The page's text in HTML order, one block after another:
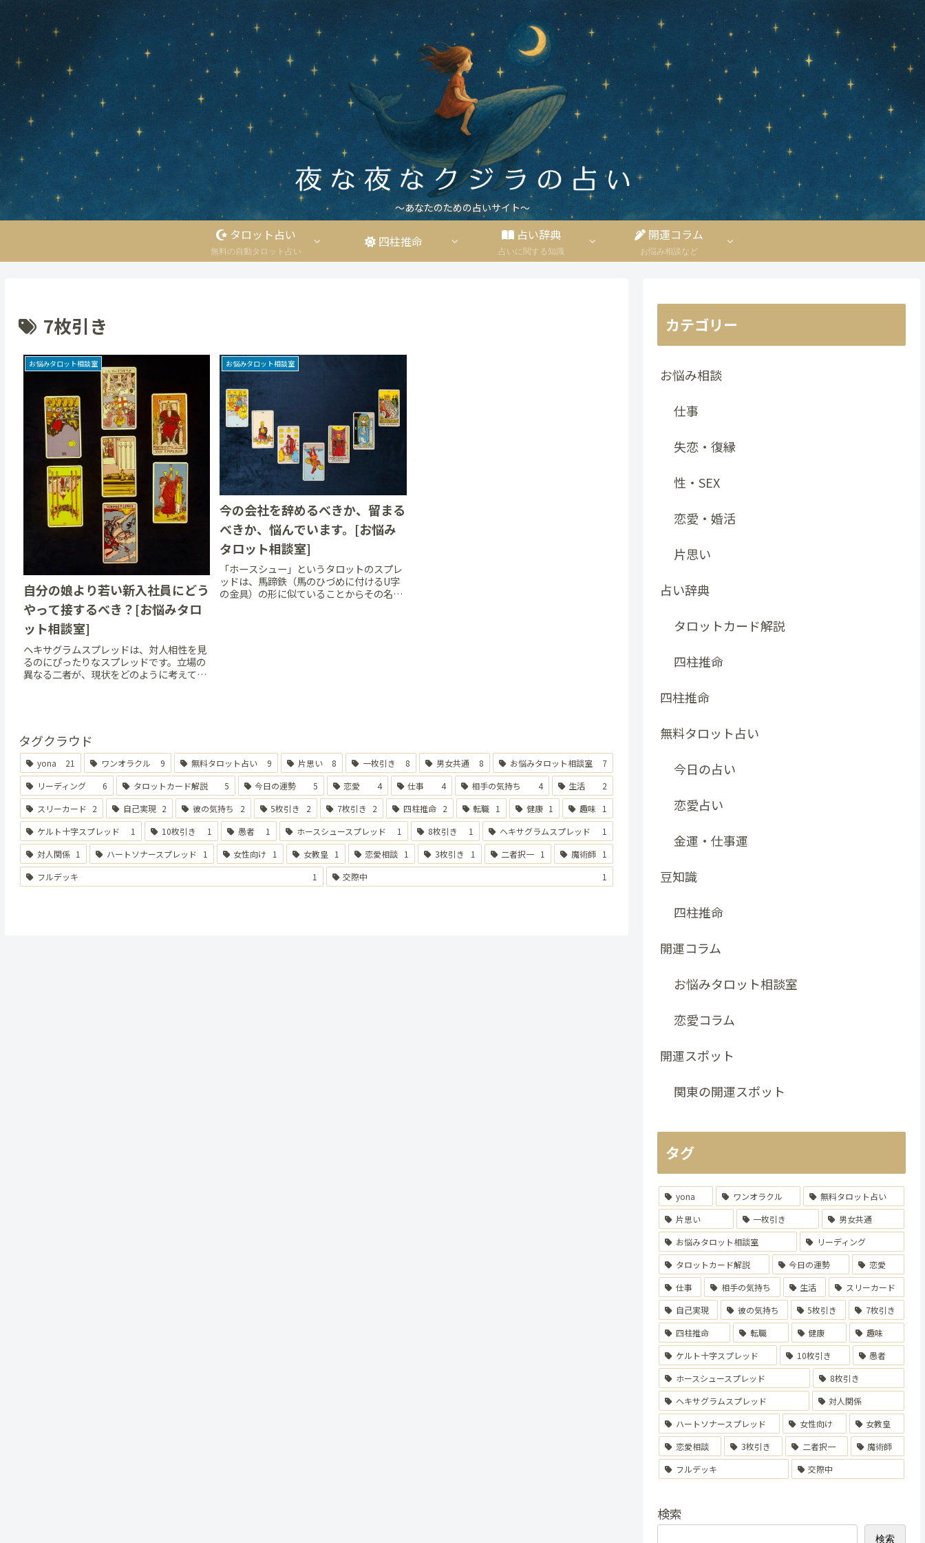
〜あなたのための占いサイト〜
タロット占い
無料の自動タロット占い
四柱推命 占い辞典
占いに関する知識
開運コラム
お悩み相談など
7枚引き
お悩みタロット相談室
自分の娘より若い新入社員にどう
やって接するべき？[お悩みタロ
ット相談室]
ヘキサグラムスプレッドは、対人相性を見
るのにぴったりなスプレッドです。立場の
異なる二者が、現状をどのように考えてい
お悩みタロット相談室
今の会社を辞めるべきか、留まる
べきか、悩んでいます。[お悩み
タロット相談室]
「ホースシュー」というタロットのスプレ
ッドは、馬蹄鉄（馬のひづめに付けるU字
の金具）の形に似ていることからその名前
タグクラウド
yona 21 ワンオラクル 9 無料タロット占い 9 片思い 8 一枚引き 8 男女共通 8 お悩みタロット相談室
7
リーディング
6 タロットカード解説 5 今日の運勢 5 恋愛 4 仕事 4 相手の気持ち 4 生活
2
スリーカード 2 自己実現 2 彼の気持ち 2 5枚引き 2 7枚引き 2 四柱推命 2 転職 1 健康 1 趣味
1
ケルト十字スプレッド
1 10枚引き 1 愚者 1 ホースシュースプレッド 1 8枚引き 1 ヘキサグラムスプレッド
1
対人関係 1 ハートソナースプレッド 1 女性向け 1 女教皇 1 恋愛相談 1 3枚引き 1 二者択一 1 魔術師 1
フルデッキ
1 交際中 1
カテゴリー
お悩み相談
仕事
失恋・復縁
性・SEX
恋愛・婚活
片思い
占い辞典
タロットカード解説
四柱推命
四柱推命
無料タロット占い
今日の占い
恋愛占い
金運・仕事運
豆知識
四柱推命
開運コラム
お悩みタロット相談室
恋愛コラム
開運スポット
関東の開運スポット
タグ
yona ワンオラクル
無料タロット占い
片思い
一枚引き
男女共通
お悩みタロット相談室
リーディング
タロットカード解説
今日の運勢
恋愛
仕事
相手の気持ち 生活
スリーカード
自己実現
彼の気持ち 5枚引き
7枚引き
四柱推命
転職 健康
趣味
ケルト十字スプレッド
10枚引き
愚者
ホースシュースプレッド
8枚引き
ヘキサグラムスプレッド
対人関係
ハートソナースプレッド
女性向け
女教皇
恋愛相談
3枚引き 二者択一
魔術師
フルデッキ
交際中
検索
検索